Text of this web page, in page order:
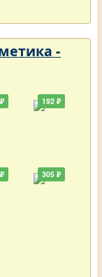
-
192 ₽
305 ₽